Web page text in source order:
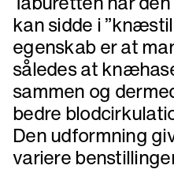
kan sidde i
egenskab er at
således at
sammen og
bedre
Den udformning
variere